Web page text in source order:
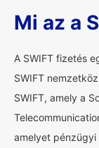
Mi az a
A SWIFT fizetés
SWIFT
SWIFT, amely a
amelyet pénzügyi